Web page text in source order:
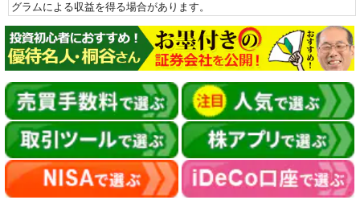
グラムによる収益を得る場合があります。